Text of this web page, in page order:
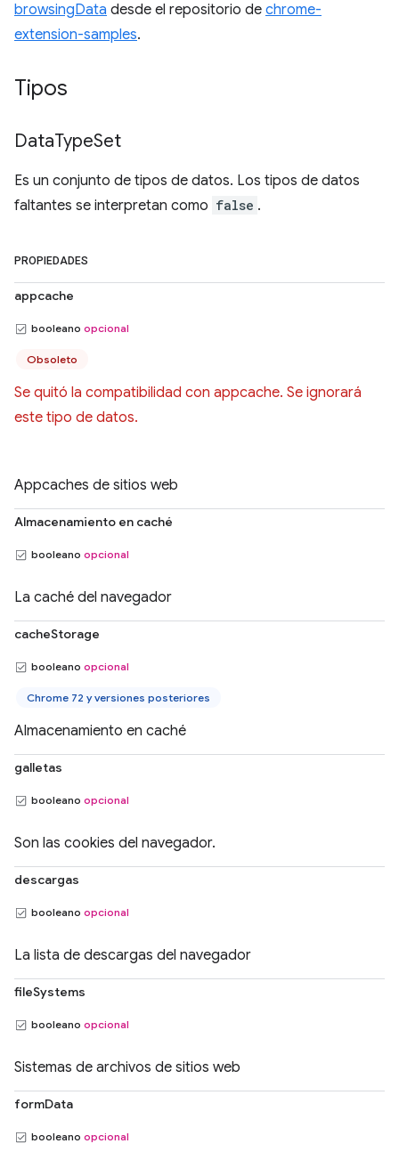
browsingData desde el repositorio de chrome-
extension-samples.
Tipos
DataTypeSet
Es un conjunto de tipos de datos. Los tipos de datos
faltantes se interpretan como false .
PROPIEDADES
appcache
booleano opcional
Obsoleto
Se quitó la compatibilidad con appcache. Se ignorará
este tipo de datos.
Appcaches de sitios web
Almacenamiento en caché
booleano opcional
La caché del navegador
cacheStorage
booleano opcional
Chrome 72 y versiones posteriores
Almacenamiento en caché
galletas
booleano opcional
Son las cookies del navegador.
descargas
booleano opcional
La lista de descargas del navegador
fileSystems
booleano opcional
Sistemas de archivos de sitios web
formData
booleano opcional